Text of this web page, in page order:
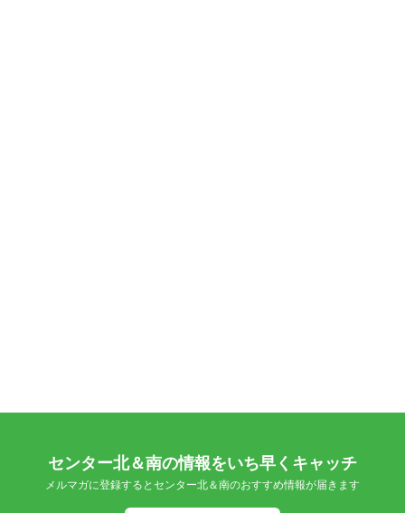
センター北＆南の情報をいち早くキャッチ
メルマガに登録するとセンター北＆南のおすすめ情報が届きます